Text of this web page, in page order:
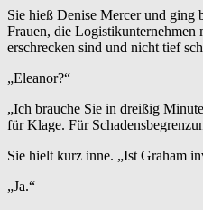
Sie hieß Denise Mercer und
Frauen, die Logistikunternehmen
erschrecken sind und nicht tief
„Eleanor?“
„Ich brauche Sie in dreißig
für Klage. Für
Sie hielt kurz inne. „Ist Graham
„Ja.“